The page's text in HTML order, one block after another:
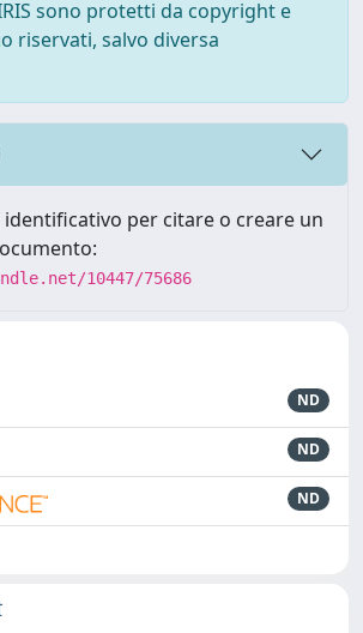
sono protetti da copyright e
riservati, salvo diversa
per citare o creare un
10447/75686
ND
ND
ND